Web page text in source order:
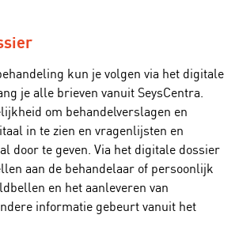
kun je volgen via het digitale
je alle brieven vanuit SeysCentra.
om behandelverslagen en
in te zien en vragenlijsten en
door te geven. Via het digitale dossier
aan de behandelaar of persoonlijk
en het aanleveren van
informatie gebeurt vanuit het